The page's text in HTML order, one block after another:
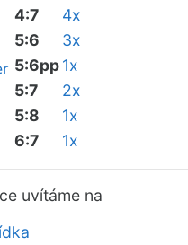
4:7
4x
5:6
3x
5:6pp1x
5:7
2x
5:8
1x
6:7
1x
uvítáme na